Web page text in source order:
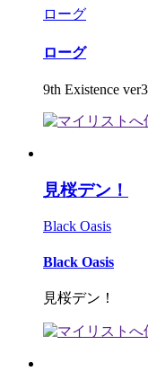
ローグ
ローグ
9th Existence
見桜デン！
Black Oasis
Black Oasis
見桜デン！